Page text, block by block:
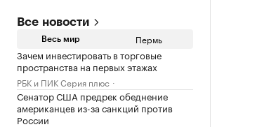
Все новости
Весь мир Пермь
Зачем инвестировать в торговые
пространства на первых этажах
РБК и ПИК Серия плюс
Сенатор США предрек обеднение
американцев из-за санкций против
России